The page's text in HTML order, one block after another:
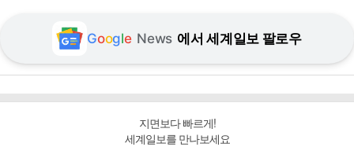
Google News 에서 세계일보 팔로우
지면보다 빠르게!
세계일보를 만나보세요